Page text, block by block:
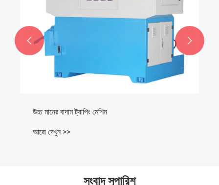
উচ্চ মানের বাদাম ট্যাপিং মেশিন
আরো দেখুন >>
 
সংবাদ সুপারিশ